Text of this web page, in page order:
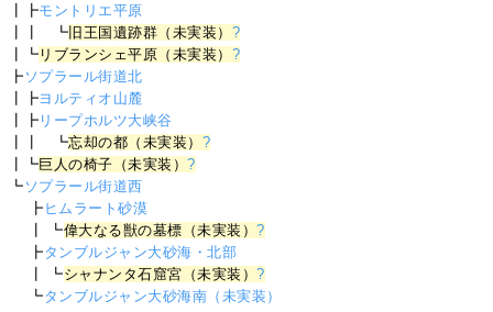
┃┣モントリエ平原
┃┃ ┗ 旧王国遺跡群（未実装） ?
┃┗ リブランシェ平原（未実装） ?
┣ ソプラール街道北
┃┣ヨルティオ山麓
┃┣ リープホルツ大峡谷
┃┃ ┗忘却の都（未実装） ?
┃┗巨人の椅子（未実装）?
┗ ソプラール街道西
┣ ヒムラート砂漠
┃ ┗偉大なる獣の墓標（未実装）?
┣ タンブルジャン大砂海・北部
┃ ┗シャナンタ石窟宮（未実装）?
┗ タンブルジャン大砂海南（未実装）